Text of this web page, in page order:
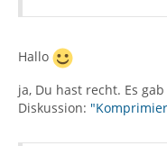
Hallo
ja, Du hast recht. Es
Diskussion: